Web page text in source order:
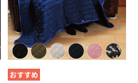
おすすめ